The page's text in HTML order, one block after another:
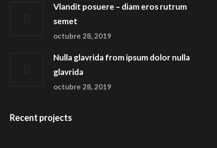
Vlandit posuere – diam eros rutrum
semet
octubre 28, 2019
Nulla glavrida from ipsum dolor nulla
glavrida
octubre 28, 2019
Recent projects